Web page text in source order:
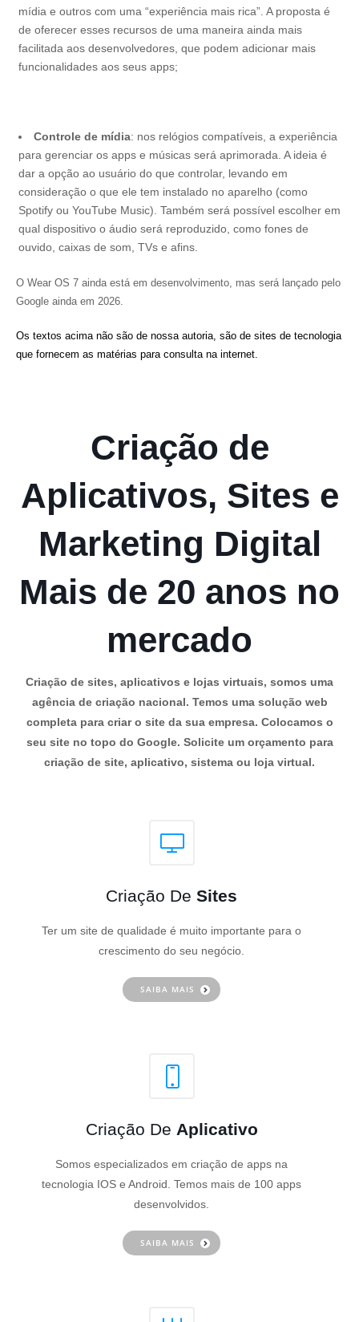
mídia e outros com uma “experiência mais rica”. A proposta é
de oferecer esses recursos de uma maneira ainda mais
facilitada aos desenvolvedores, que podem adicionar mais
funcionalidades aos seus apps;
Controle de mídia: nos relógios compatíveis, a experiência
para gerenciar os apps e músicas será aprimorada. A ideia é
dar a opção ao usuário do que controlar, levando em
consideração o que ele tem instalado no aparelho (como
Spotify ou YouTube Music). Também será possível escolher em
qual dispositivo o áudio será reproduzido, como fones de
ouvido, caixas de som, TVs e afins.
O Wear OS 7 ainda está em desenvolvimento, mas será lançado pelo
Google ainda em 2026.
Os textos acima não são de nossa autoria, são de sites de tecnologia
que fornecem as matérias para consulta na internet.
Criação de
Aplicativos, Sites e
Marketing Digital
Mais de 20 anos no
mercado
Criação de sites, aplicativos e lojas virtuais, somos uma
agência de criação nacional. Temos uma solução web
completa para criar o site da sua empresa. Colocamos o
seu site no topo do Google. Solicite um orçamento para
criação de site, aplicativo, sistema ou loja virtual.
Criação De Sites
Ter um site de qualidade é muito importante para o
crescimento do seu negócio.
SAIBA MAIS
Criação De Aplicativo
Somos especializados em criação de apps na
tecnologia IOS e Android. Temos mais de 100 apps
desenvolvidos.
SAIBA MAIS